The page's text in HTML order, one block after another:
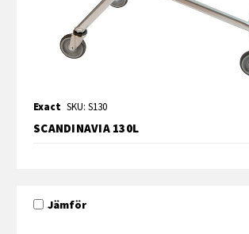
Exact SKU: S130
SCANDINAVIA 130L
Jämför